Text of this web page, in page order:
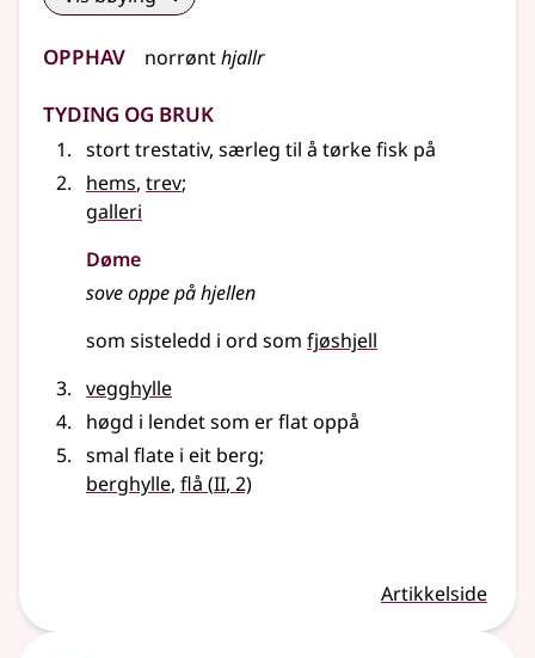
Opphav norrønthjallr
Tyding og bruk
stort trestativ, særleg til å tørke fisk på
hems, trev;
galleri
Døme
sove oppe på hjellen
som sisteledd i ord som fjøshjell
vegghylle
høgd i lendet som er flat oppå
smal flate i eit berg;
berghylle, flå (2
II, 2)
Artikkelside